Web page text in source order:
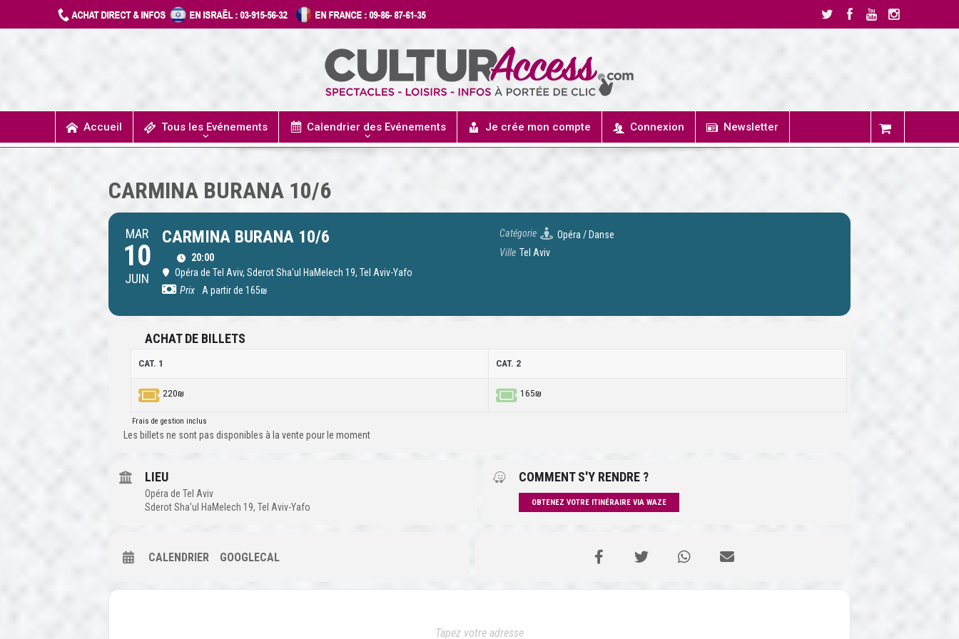
Accueil Tous les Evénements Calendrier des Evénements Je crée mon compte Connexion Newsletter
CARMINA BURANA 10/6
MAR
10
JUIN
CARMINA BURANA 10/6
20:00
Opéra de Tel Aviv, Sderot Sha'ul HaMelech 19, Tel Aviv-Yafo
Prix
A partir de 165₪
Catégorie
Opéra / Danse
Ville Tel Aviv
ACHAT DE BILLETS
CAT. 1 CAT. 2
220₪ 165₪
Frais de gestion inclus
Les billets ne sont pas disponibles à la vente pour le moment
LIEU
Opéra de Tel Aviv
Sderot Sha'ul HaMelech 19, Tel Aviv-Yafo
COMMENT S'Y RENDRE ?
OBTENEZ VOTRE ITINÉRAIRE VIA WAZE
CALENDRIER GOOGLECAL